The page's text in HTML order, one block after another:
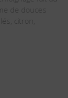
de douces
citron,